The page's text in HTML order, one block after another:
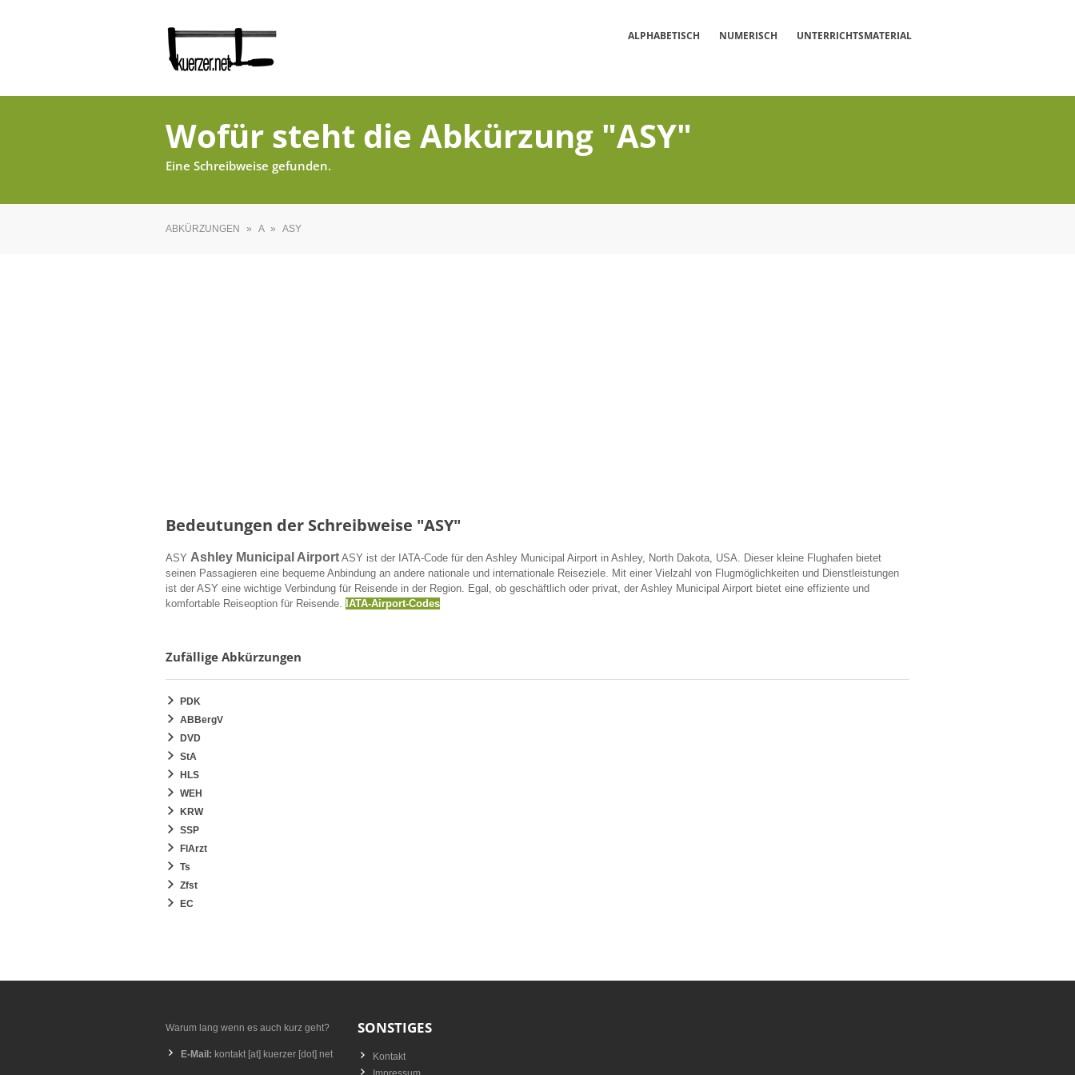
ALPHABETISCH NUMERISCH UNTERRICHTSMATERIAL
Wofür steht die Abkürzung "ASY"
Eine Schreibweise gefunden.
ABKÜRZUNGEN » A » ASY
Bedeutungen der Schreibweise "ASY"
ASY Ashley Municipal Airport ASY ist der IATA-Code für den Ashley Municipal Airport in Ashley, North Dakota, USA. Dieser kleine Flughafen bietet
seinen Passagieren eine bequeme Anbindung an andere nationale und internationale Reiseziele. Mit einer Vielzahl von Flugmöglichkeiten und Dienstleistungen
ist der ASY eine wichtige Verbindung für Reisende in der Region. Egal, ob geschäftlich oder privat, der Ashley Municipal Airport bietet eine effiziente und
komfortable Reiseoption für Reisende. IATA-Airport-Codes
Zufällige Abkürzungen
PDK
ABBergV
DVD
StA
HLS
WEH
KRW
SSP
FlArzt
Ts
Zfst
EC
Warum lang wenn es auch kurz geht?
E-Mail: kontakt [at] kuerzer [dot] net
SONSTIGES
Kontakt